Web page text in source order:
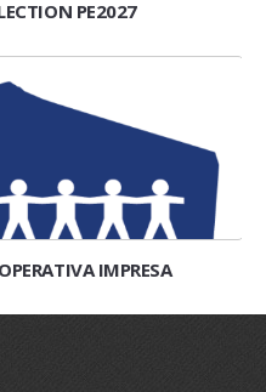
PE2027
IMPRESA